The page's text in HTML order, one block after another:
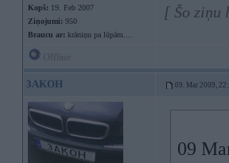
Kopš: 19. Feb 2007
Ziņojumi: 950
Braucu ar: krāniņu pa lūpām....
[ Šo ziņu
3AKOH 09. Mar 2009,
09